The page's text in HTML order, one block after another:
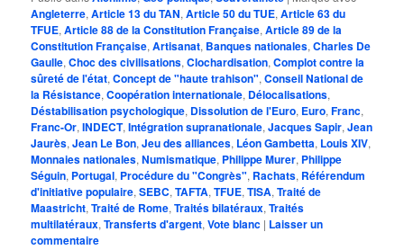
Angleterre,Article 13 du TAN,Article 50 du TUE,Article 63 du
TFUE,Article 88 de la Constitution Française,Article 89 de la
Constitution Française,Artisanat, Banques nationales,Charles De
Gaulle,Choc des civilisations,Clochardisation,Complot contre la
sûreté de l'état,Concept de "haute trahison",Conseil National de
la Résistance,Coopération internationale, Délocalisations,
Déstabilisation psychologique, Dissolution de l'Euro, Euro,Franc,
Franc-Or,INDECT,Intégration supranationale,Jacques Sapir,Jean
Jaurès,Jean Le Bon,Jeu des alliances, Léon Gambetta, Louis XIV,
Monnaies nationales,Numismatique, Philippe Murer, Philippe
Séguin, Portugal, Procédure du "Congrès", Rachats, Référendum
d'initiative populaire,SEBC,TAFTA,TFUE,TISA,Traité de
Maastricht,Traité de Rome,Traités bilatéraux,Traités
multilatéraux,Transferts d'argent,Vote blanc | Laisser un
commentaire